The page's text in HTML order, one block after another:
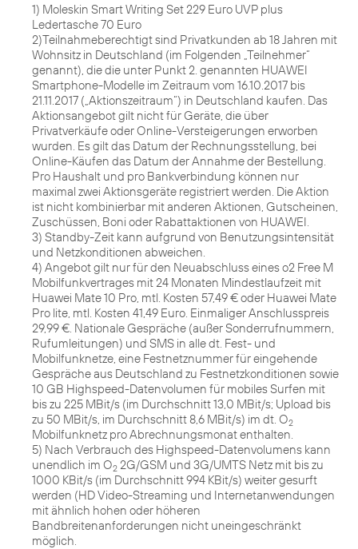
1) Moleskin Smart Writing Set 229 Euro UVP plus
Ledertasche 70 Euro
2)Teilnahmeberechtigt sind Privatkunden ab 18 Jahren mit
Wohnsitz in Deutschland (im Folgenden „Teilnehmer“
genannt), die die unter Punkt 2. genannten HUAWEI
Smartphone-Modelle im Zeitraum vom 16.10.2017 bis
21.11.2017 („Aktionszeitraum“) in Deutschland kaufen. Das
Aktionsangebot gilt nicht für Geräte, die über
Privatverkäufe oder Online-Versteigerungen erworben
wurden. Es gilt das Datum der Rechnungsstellung, bei
Online-Käufen das Datum der Annahme der Bestellung.
Pro Haushalt und pro Bankverbindung können nur
maximal zwei Aktionsgeräte registriert werden. Die Aktion
ist nicht kombinierbar mit anderen Aktionen, Gutscheinen,
Zuschüssen, Boni oder Rabattaktionen von HUAWEI.
3) Standby-Zeit kann aufgrund von Benutzungsintensität
und Netzkonditionen abweichen.
4) Angebot gilt nur für den Neuabschluss eines o2 Free M
Mobilfunkvertrages mit 24 Monaten Mindestlaufzeit mit
Huawei Mate 10 Pro, mtl. Kosten 57,49 € oder Huawei Mate
Pro lite, mtl. Kosten 41,49 Euro. Einmaliger Anschlusspreis
29,99 €. Nationale Gespräche (außer Sonderrufnummern,
Rufumleitungen) und SMS in alle dt. Fest- und
Mobilfunknetze, eine Festnetznummer für eingehende
Gespräche aus Deutschland zu Festnetzkonditionen sowie
10 GB Highspeed-Datenvolumen für mobiles Surfen mit
bis zu 225 MBit/s (im Durchschnitt 13,0 MBit/s; Upload bis
zu 50 MBit/s, im Durchschnitt 8,6 MBit/s) im dt. O2
Mobilfunknetz pro Abrechnungsmonat enthalten.
5) Nach Verbrauch des Highspeed-Datenvolumens kann
unendlich im O2 2G/GSM und 3G/UMTS Netz mit bis zu
1000 KBit/s (im Durchschnitt 994 KBit/s) weiter gesurft
werden (HD Video-Streaming und Internetanwendungen
mit ähnlich hohen oder höheren
Bandbreitenanforderungen nicht uneingeschränkt
möglich.